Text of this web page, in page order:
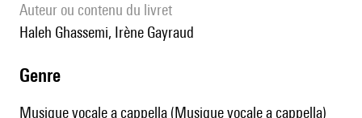
Auteur ou contenu du livret
Haleh Ghassemi, Irène Gayraud
genre
Musique vocale a cappella (Musique vocale a cappella)